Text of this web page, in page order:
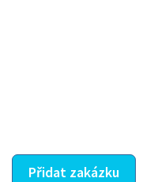
Přidat zakázku